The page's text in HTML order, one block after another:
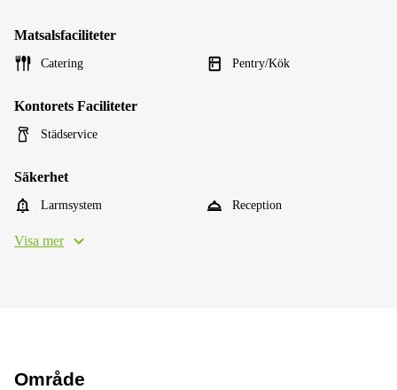
Matsalsfaciliteter
Catering Pentry/Kök
Kontorets Faciliteter
Städservice
Säkerhet
Larmsystem Reception
Visa mer
Område